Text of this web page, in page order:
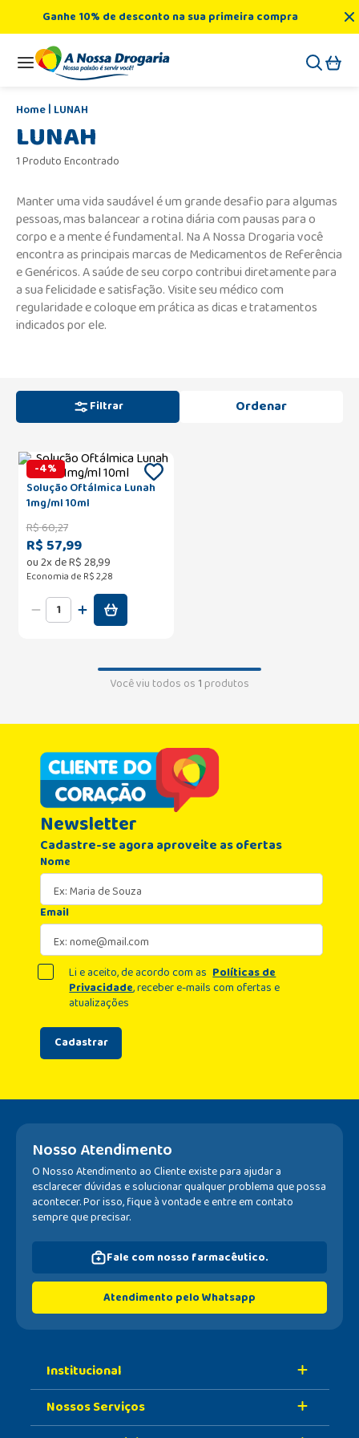
Ganhe 10% de desconto na sua primeira compra
LUNAH
LUNAH
1 Produto Encontrado
Manter uma vida saudável é um grande desafio para algumas
pessoas, mas balancear a rotina diária com pausas para o
corpo e a mente é fundamental. Na A Nossa Drogaria você
encontra as principais marcas de Medicamentos de Referência
e Genéricos. A saúde de seu corpo contribui diretamente para
a sua felicidade e satisfação. Visite seu médico com
regularidade e coloque em prática as dicas e tratamentos
indicados por ele.
Filtrar
-4%
Solução Oftálmica Lunah
1mg/ml 10ml
R$60,27
R$ 57,99
ou2x deR$28,99
Economia de R$ 2,28
Você viu todos os1produtos
Newsletter
Cadastre-se agora aproveite as ofertas
Nome
Email
Cadastrar
Li e aceito, de acordo com as Políticas de
Privacidade, receber e-mails com ofertas e
atualizações
Nosso Atendimento
O Nosso Atendimento ao Cliente existe para ajudar a
esclarecer dúvidas e solucionar qualquer problema que possa
acontecer. Por isso, fique à vontade e entre em contato
sempre que precisar.
Fale com nosso farmacêutico.
Atendimento pelo Whatsapp
Institucional
Sobre A Nossa Drogaria
Nossos Serviços